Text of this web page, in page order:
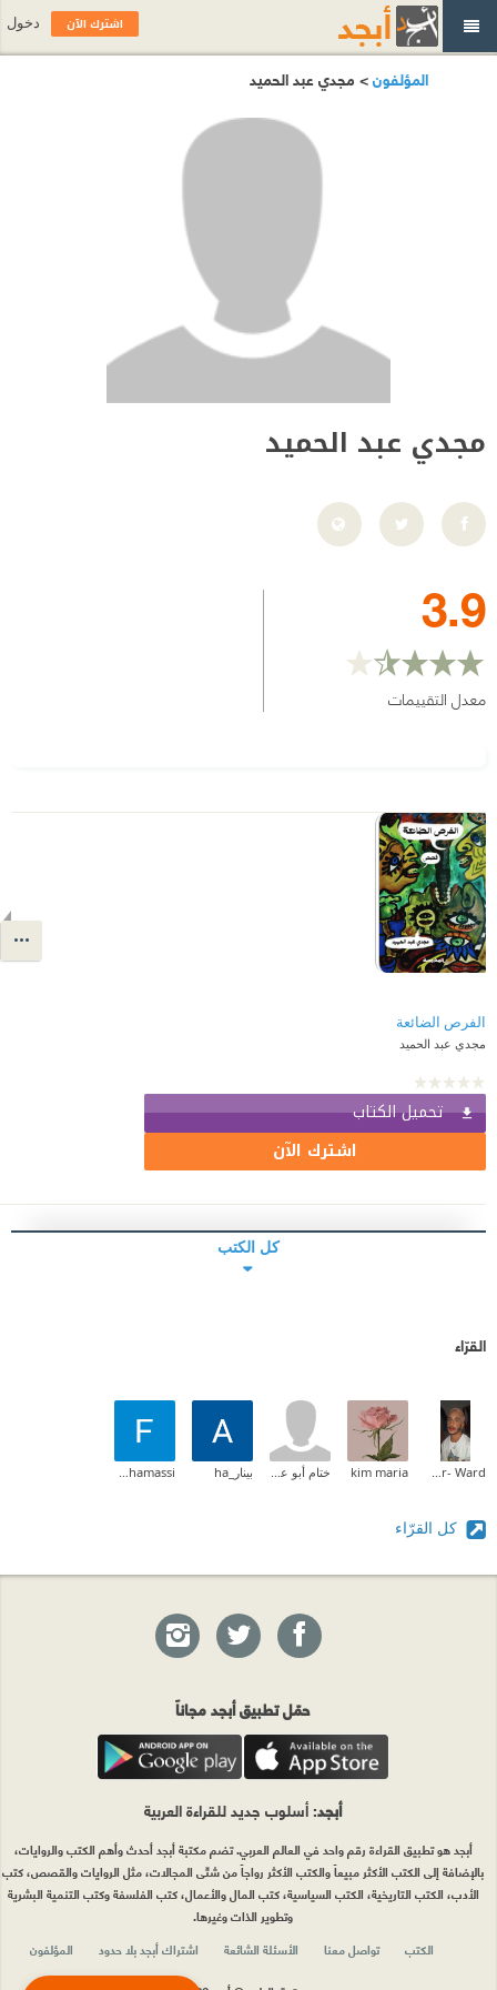
المؤلفون> مجدي عبد الحميد
مجدي عبد الحميد
3.9
معدل التقييمات
الفرص الضائعة
مجدي عبد الحميد
تحميل الكتاب
اشترك الآن
كل الكتب
القرّاء
kim maria بينار_ha
كل القرّاء
اشترك الآن دخول
حمّل تطبيق أبجد مجاناً
أبجد: أسلوب جديد للقراءة العربية
أبجد هو تطبيق القراءة رقم واحد في العالم العربي. تضم مكتبة أبجد أحدث وأهم الكتب والروايات،
بالإضافة إلى الكتب الأكثر مبيعاً والكتب الأكثر رواجاً من شتّى المجالات، مثل الروايات والقصص، كتب
الأدب، الكتب التاريخية، الكتب السياسية، كتب المال والأعمال، كتب الفلسفة وكتب التنمية البشرية
وتطوير الذات وغيرها.
الكتب
تواصل معنا الأسئلة الشائعة اشتراك أبجد بلا حدود
المؤلفون